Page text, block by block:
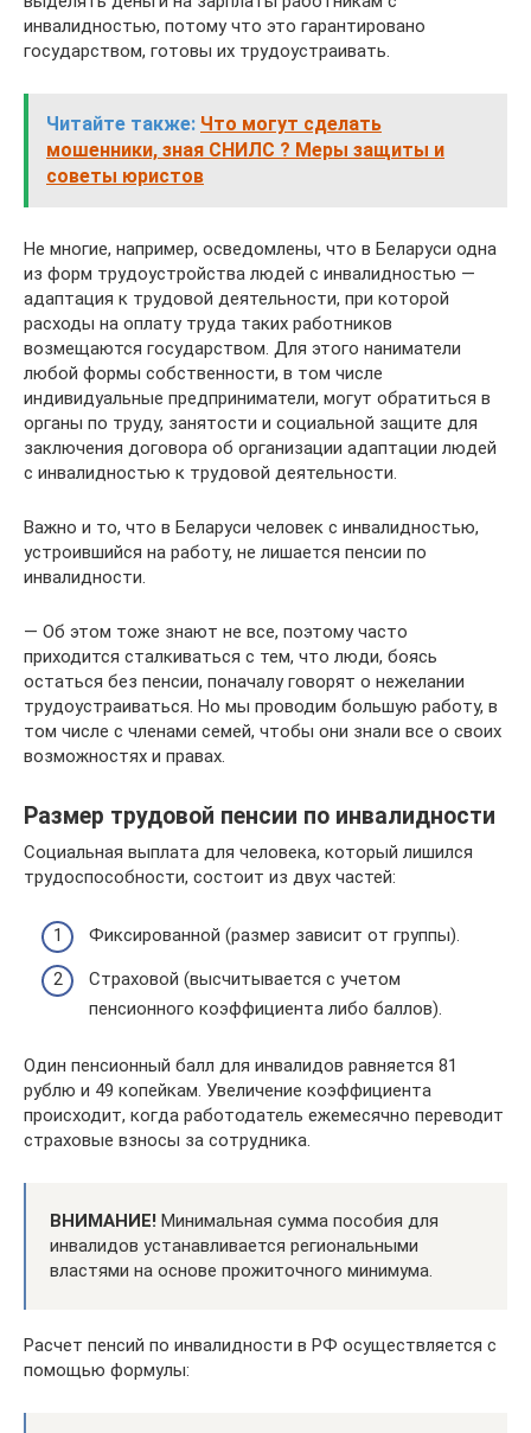
инвалидностью, потому что это гарантировано
государством, готовы их трудоустраивать.
Читайте также: Что могут сделать
мошенники, зная СНИЛС ? Меры защиты и
советы юристов
Не многие, например, осведомлены, что в Беларуси одна
из форм трудоустройства людей с инвалидностью —
адаптация к трудовой деятельности, при которой
расходы на оплату труда таких работников
возмещаются государством. Для этого наниматели
любой формы собственности, в том числе
индивидуальные предприниматели, могут обратиться в
органы по труду, занятости и социальной защите для
заключения договора об организации адаптации людей
с инвалидностью к трудовой деятельности.
Важно и то, что в Беларуси человек с инвалидностью,
устроившийся на работу, не лишается пенсии по
инвалидности.
— Об этом тоже знают не все, поэтому часто
приходится сталкиваться с тем, что люди, боясь
остаться без пенсии, поначалу говорят о нежелании
трудоустраиваться. Но мы проводим большую работу, в
том числе с членами семей, чтобы они знали все о своих
возможностях и правах.
Размер трудовой пенсии по инвалидности
Социальная выплата для человека, который лишился
трудоспособности, состоит из двух частей:
Фиксированной (размер зависит от группы).
Страховой (высчитывается с учетом
пенсионного коэффициента либо баллов).
Один пенсионный балл для инвалидов равняется 81
рублю и 49 копейкам. Увеличение коэффициента
происходит, когда работодатель ежемесячно переводит
страховые взносы за сотрудника.
ВНИМАНИЕ! Минимальная сумма пособия для
инвалидов устанавливается региональными
властями на основе прожиточного минимума.
Расчет пенсий по инвалидности в РФ осуществляется с
помощью формулы: